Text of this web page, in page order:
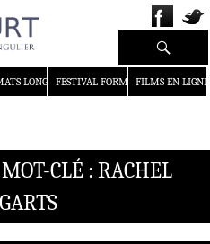
LONGS FESTIVAL FORMAT COURT
FILMS EN LIGNE
Recherche
CLÉ : RACHEL